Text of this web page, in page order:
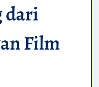
dari
Film